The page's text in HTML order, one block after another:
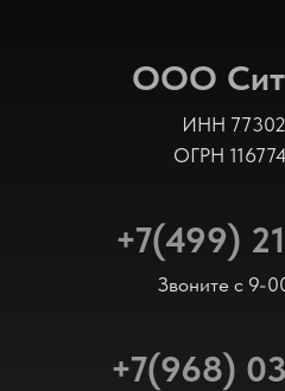
+7(968)
ООО
ИНН
ОГРН
Звоните с 9-
+7(499)